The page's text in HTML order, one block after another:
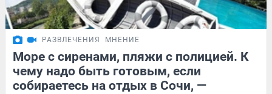
РАЗВЛЕЧЕНИЯ МНЕНИЕ
Море с сиренами, пляжи с полицией. К
чему надо быть готовым, если
собираетесь на отдых в Сочи, —